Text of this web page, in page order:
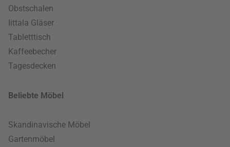
Obstschalen
Iittala Gläser
Tabletttisch
Kaffeebecher
Tagesdecken
Beliebte Möbel
Skandinavische Möbel
Gartenmöbel